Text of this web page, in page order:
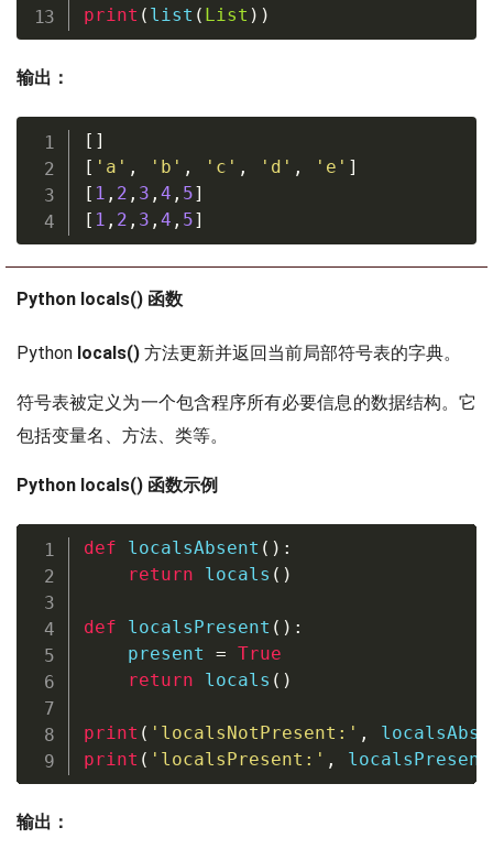
print ( list ( List ) )
输出：
[ ]
[ 'a' , 'b' , 'c' , 'd' , 'e' ]
[ 1 , 2 , 3 , 4 , 5]
[ 1 , 2 , 3 , 4 , 5]
Python locals() 函数
Python locals() 方法更新并返回当前局部符号表的字典。
符号表被定义为一个包含程序所有必要信息的数据结构。它
包括变量名、方法、类等。
Python locals() 函数示例
def localsAbsent ( ) :
return
locals ( )
def localsPresent ( ) :
    present
= True
return
locals ( )
print ( 'localsNotPresent:' ,
print ( 'localsPresent:' , localsPresent
输出：